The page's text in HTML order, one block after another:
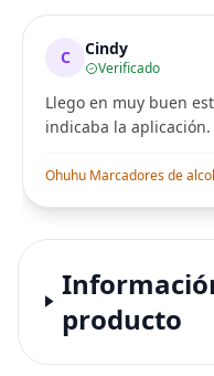
C Cindy
Verificado
Llego en muy buen
indicaba la aplicación.
producto